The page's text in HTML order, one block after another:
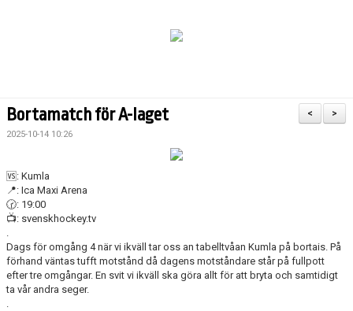
KALENDER
VÅRA LAG
ISSCHEMA
BOKA LOGE OCH MAT
>
<
Bortamatch för A-laget
2025-10-14 10:26
🆚: Kumla
📍: Ica Maxi Arena
🕝: 19:00
📺: svenskhockey.tv
.
Dags för omgång 4 när vi ikväll tar oss an tabelltvåan Kumla på bortais. På
förhand väntas tufft motstånd då dagens motståndare står på fullpott
efter tre omgångar. En svit vi ikväll ska göra allt för att bryta och samtidigt
ta vår andra seger.
.